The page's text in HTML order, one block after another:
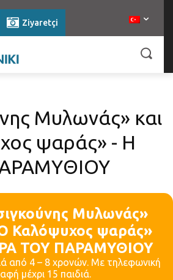
Ziyaretçi
Μυλωνάς» και
ψαράς» - Η
Μυλωνάς»
Καλόψυχος ψαράς»
ΤΟΥ ΠΑΡΑΜΥΘΙΟΥ
από 4 – 8 χρονών. Με τηλεφωνική
μέχρι 15 παιδιά.